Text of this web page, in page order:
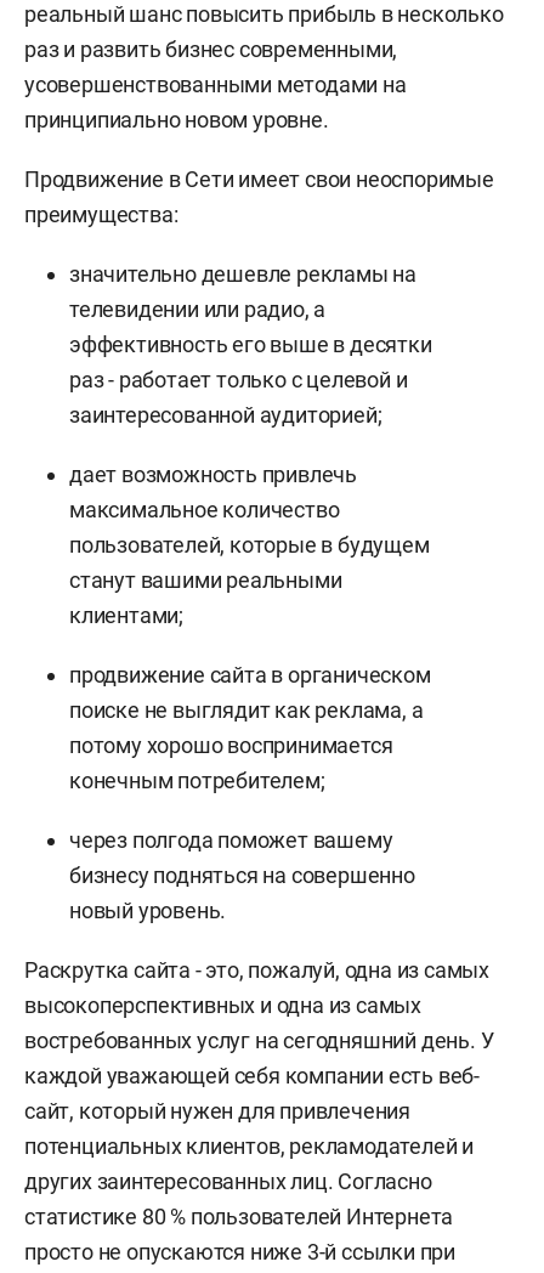
реальный шанс повысить прибыль в несколько
раз и развить бизнес современными,
усовершенствованными методами на
принципиально новом уровне.
Продвижение в Сети имеет свои неоспоримые
преимущества:
значительно дешевле рекламы на
телевидении или радио, а
эффективность его выше в десятки
раз - работает только с целевой и
заинтересованной аудиторией;
дает возможность привлечь
максимальное количество
пользователей, которые в будущем
станут вашими реальными
клиентами;
продвижение сайта в органическом
поиске не выглядит как реклама, а
потому хорошо воспринимается
конечным потребителем;
через полгода поможет вашему
бизнесу подняться на совершенно
новый уровень.
Раскрутка сайта - это, пожалуй, одна из самых
высокоперспективных и одна из самых
востребованных услуг на сегодняшний день. У
каждой уважающей себя компании есть веб-
сайт, который нужен для привлечения
потенциальных клиентов, рекламодателей и
других заинтересованных лиц. Согласно
статистике 80 % пользователей Интернета
просто не опускаются ниже 3-й ссылки при